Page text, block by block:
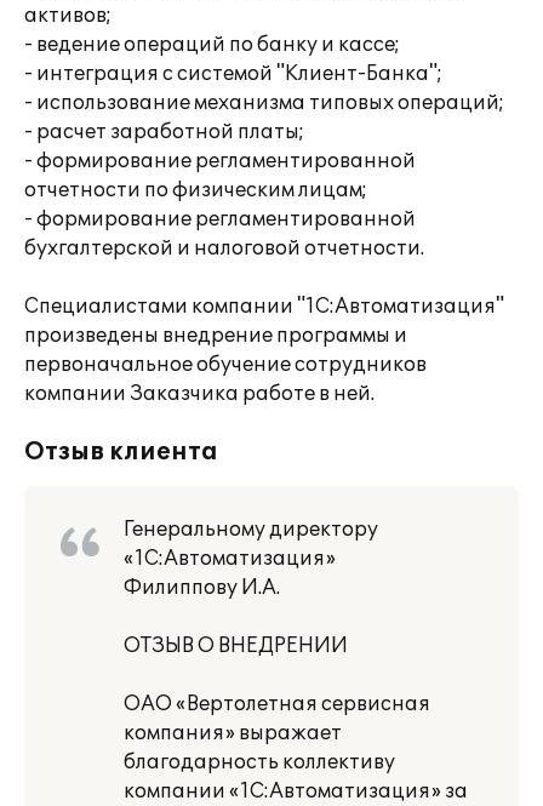
активов;
- ведение операций по банку и кассе;
- интеграция с системой "Клиент-Банка";
- использование механизма типовых операций;
- расчет заработной платы;
- формирование регламентированной
отчетности по физическим лицам;
- формирование регламентированной
бухгалтерской и налоговой отчетности.
Специалистами компании "1С:Автоматизация"
произведены внедрение программы и
первоначальное обучение сотрудников
компании Заказчика работе в ней.
Отзыв клиента
Генеральному директору
«1С:Автоматизация»
Филиппову И.А.
ОТЗЫВ О ВНЕДРЕНИИ
ОАО «Вертолетная сервисная
компания» выражает
благодарность коллективу
компании «1С:Автоматизация» за